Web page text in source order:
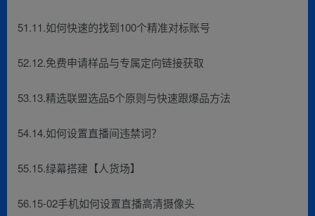
51.11.如何快速的找到100个精准对标账号
52.12.免费申请样品与专属定向链接获取
53.13.精选联盟选品5个原则与快速跟爆品方法
54.14.如何设置直播间违禁词？
55.15.绿幕搭建【人货场】
56.15-02手机如何设置直播高清摄像头